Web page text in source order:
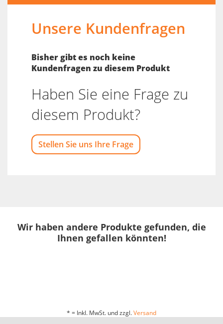
Unsere Kundenfragen
Bisher gibt es noch keine
Kundenfragen zu diesem Produkt
Haben Sie eine Frage zu
diesem Produkt?
Stellen Sie uns Ihre Frage
Wir haben andere Produkte gefunden, die
Ihnen gefallen könnten!
* = Inkl. MwSt. und zzgl.Versand